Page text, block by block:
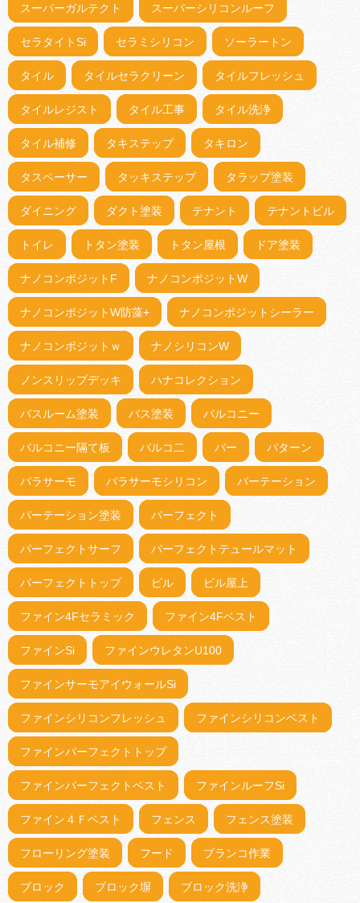
スーパーガルテクト スーパーシリコンルーフ
セラタイトSi セラミシリコン ソーラートン
タイル タイルセラクリーン タイルフレッシュ
タイルレジスト タイル工事 タイル洗浄
タイル補修 タキステップ タキロン
タスペーサー タッキステップ タラップ塗装
ダイニング ダクト塗装 テナント テナントビル
トイレ トタン塗装 トタン屋根 ドア塗装
ナノコンポジットF ナノコンポジットW
ナノコンポジットW防藻+ ナノコンポジットシーラー
ナノコンポジットｗ ナノシリコンW
ノンスリップデッキ ハナコレクション
バスルーム塗装 バス塗装 バルコニー
バルコニー隔て板 バルコ二 バー パターン
パラサーモ パラサーモシリコン パーテーション
パーテーション塗装 パーフェクト
パーフェクトサーフ パーフェクトテュールマット
パーフェクトトップ ビル ビル屋上
ファイン4Fセラミック ファイン4Fベスト
ファインSi ファインウレタンU100
ファインサーモアイウォールSi
ファインシリコンフレッシュ ファインシリコンベスト
ファインパーフェクトトップ
ファインパーフェクトベスト ファインルーフSi
ファイン４Ｆベスト フェンス フェンス塗装
フローリング塗装 フード ブランコ作業
ブロック ブロック塀 ブロック洗浄